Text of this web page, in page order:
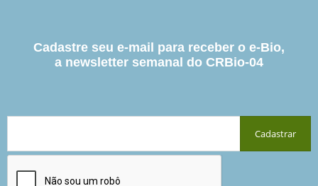
Cadastre seu e-mail para receber o e-Bio,
a newsletter semanal do CRBio-04